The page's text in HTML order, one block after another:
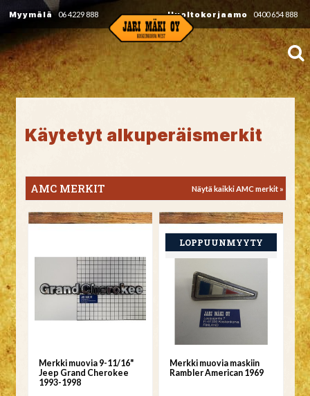
Myymälä 06 4229 888 Huoltokorjaamo 0400 654 888
Käytetyt alkuperäismerkit
AMC MERKIT Näytä kaikki AMC merkit »
Merkki muovia 9-11/16"
Jeep Grand Cherokee
1993-1998
Merkki muovia maskiin
Rambler American 1969